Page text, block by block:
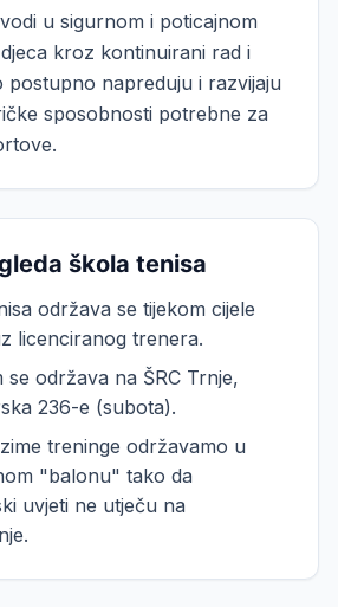
u sigurnom i poticajnom
kroz kontinuirani rad i
napreduju i razvijaju
sposobnosti potrebne za
škola tenisa
održava se tijekom cijele
licenciranog trenera.
se održava na ŠRC Trnje,
236-e (subota).
treninge održavamo u
"balonu" tako da
uvjeti ne utječu na